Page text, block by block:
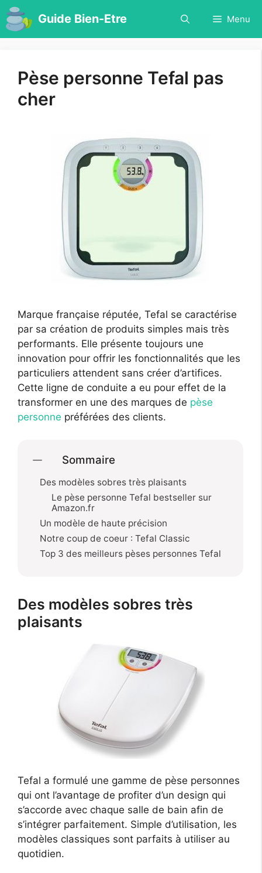
Aller
au
contenu
Guide Bien-Etre Menu
Pèse personne Tefal pas
cher
Marque française réputée, Tefal se caractérise
par sa création de produits simples mais très
performants. Elle présente toujours une
innovation pour offrir les fonctionnalités que les
particuliers attendent sans créer d’artifices.
Cette ligne de conduite a eu pour effet de la
transformer en une des marques de pèse
personne préférées des clients.
Sommaire
Des modèles sobres très plaisants
Le pèse personne Tefal bestseller sur
Amazon.fr
Un modèle de haute précision
Notre coup de coeur : Tefal Classic
Top 3 des meilleurs pèses personnes Tefal
Des modèles sobres très
plaisants
Tefal a formulé une gamme de pèse personnes
qui ont l’avantage de profiter d’un design qui
s’accorde avec chaque salle de bain afin de
s’intégrer parfaitement. Simple d’utilisation, les
modèles classiques sont parfaits à utiliser au
quotidien.